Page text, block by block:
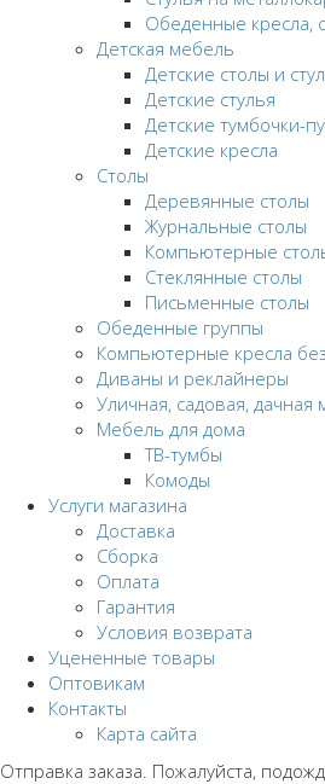
Обеденные кресла,
Детская мебель
Детские столы и
Детские стулья
Детские тумбочки-
Детские кресла
Столы
Деревянные столы
Журнальные столы
Компьютерные
Стеклянные столы
Письменные столы
Обеденные группы
Компьютерные кресла
Диваны и реклайнеры
Уличная, садовая, дачная
Мебель для дома
ТВ-тумбы
Комоды
Услуги магазина
Доставка
Сборка
Оплата
Гарантия
Условия возврата
Уцененные товары
Оптовикам
Контакты
Карта сайта
Отправка заказа. Пожалуйста,